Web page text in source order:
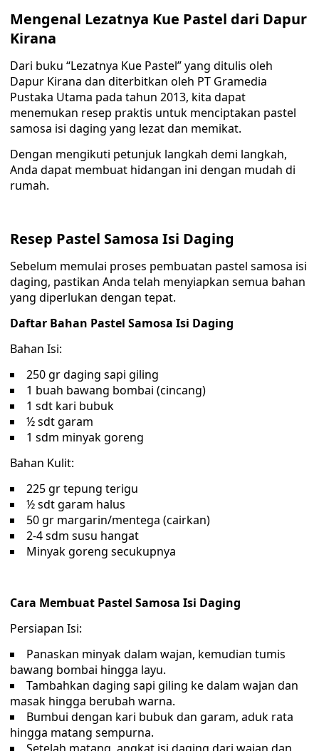
Mengenal Lezatnya Kue Pastel dari Dapur
Kirana
Dari buku “Lezatnya Kue Pastel” yang ditulis oleh
Dapur Kirana dan diterbitkan oleh PT Gramedia
Pustaka Utama pada tahun 2013, kita dapat
menemukan resep praktis untuk menciptakan pastel
samosa isi daging yang lezat dan memikat.
Dengan mengikuti petunjuk langkah demi langkah,
Anda dapat membuat hidangan ini dengan mudah di
rumah.
Resep Pastel Samosa Isi Daging
Sebelum memulai proses pembuatan pastel samosa isi
daging, pastikan Anda telah menyiapkan semua bahan
yang diperlukan dengan tepat.
Daftar Bahan Pastel Samosa Isi Daging
Bahan Isi:
250 gr daging sapi giling
1 buah bawang bombai (cincang)
1 sdt kari bubuk
½ sdt garam
1 sdm minyak goreng
Bahan Kulit:
225 gr tepung terigu
½ sdt garam halus
50 gr margarin/mentega (cairkan)
2-4 sdm susu hangat
Minyak goreng secukupnya
Cara Membuat Pastel Samosa Isi Daging
Persiapan Isi:
Panaskan minyak dalam wajan, kemudian tumis
bawang bombai hingga layu.
Tambahkan daging sapi giling ke dalam wajan dan
masak hingga berubah warna.
Bumbui dengan kari bubuk dan garam, aduk rata
hingga matang sempurna.